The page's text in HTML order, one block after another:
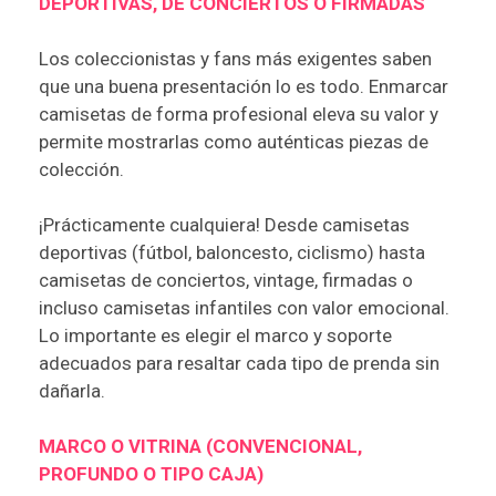
​​Los coleccionistas y fans más exigentes saben
que una buena presentación lo es todo. Enmarcar
camisetas de forma profesional eleva su valor y
permite mostrarlas como auténticas piezas de
colección.
¡Prácticamente cualquiera! Desde camisetas
deportivas (fútbol, baloncesto, ciclismo) hasta
camisetas de conciertos, vintage, firmadas o
incluso camisetas infantiles con valor emocional.
Lo importante es elegir el marco y soporte
adecuados para resaltar cada tipo de prenda sin
dañarla.
MARCO O VITRINA (CONVENCIONAL,
PROFUNDO O TIPO CAJA)